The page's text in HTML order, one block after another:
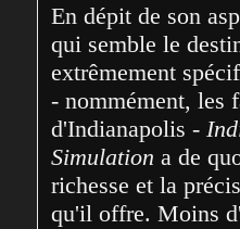
En dépit de son
qui semble le
extrêmement
- nommément, les
d'Indianapolis -
Simulation a de
richesse et la
qu'il offre. Moins